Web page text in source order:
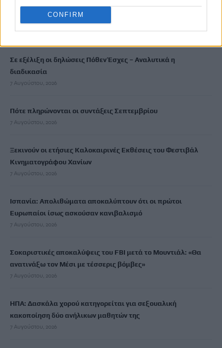
CONFIRM
«Θεριακλήδες» οι Έλληνες – Πάνω από 1 στους 5 καπνίζει
7 Αυγούστου, 2026
Σε εξέλιξη οι δηλώσεις Πόθεν Έσχες – Αναλυτικά η
διαδικασία
7 Αυγούστου, 2026
Πότε πληρώνονται οι συντάξεις Σεπτεμβρίου
7 Αυγούστου, 2026
Ξεκινούν οι ετήσιες Καλοκαιρινές Εκθέσεις του Φεστιβάλ
Κινηματογράφου Χανίων
7 Αυγούστου, 2026
Ισπανία: Απολιθώματα αποκαλύπτουν ότι οι πρώτοι
Ευρωπαίοι ίσως ασκούσαν κανιβαλισμό
7 Αυγούστου, 2026
Σοκαριστικές αποκαλύψεις του FBI μετά το Μουντιάλ: «Θα
ανατινάξω τον Μέσι με τέσσερις βόμβες»
7 Αυγούστου, 2026
ΗΠΑ: Δασκάλα χορού κατηγορείται για σεξουαλική
κακοποίηση δύο ανήλικων μαθητών της
7 Αυγούστου, 2026